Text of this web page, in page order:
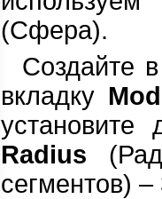
(Сфера).
Создайте
вкладку
Radius
сегментов)